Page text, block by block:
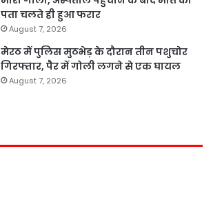
पता चलते ही हुआ फरार
August 7, 2026
मेरठ में पुलिस मुठभेड़ के दौरान तीन पशुचोर
गिरफ्तार, पैर में गोली लगने से एक घायल
August 7, 2026